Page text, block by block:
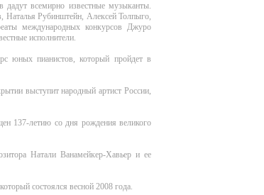
всемирно известные музыканты.
Наталья Рубинштейн, Алексей Толпыго,
международных конкурсов Джуро
исполнители.
юных пианистов, который пройдет в
выступит народный артист России,
137-летию со дня рождения великого
Натали Ванамейкер-Хавьер и ее
состоялся весной 2008 года.